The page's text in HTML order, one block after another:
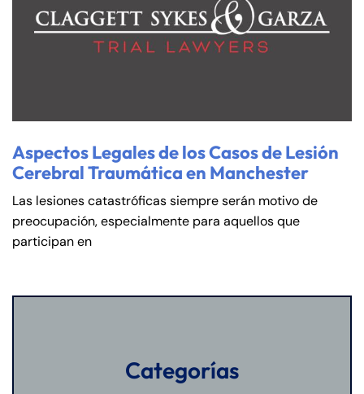
Aspectos Legales de los Casos de Lesión
Cerebral Traumática en Manchester
Las lesiones catastróficas siempre serán motivo de
preocupación, especialmente para aquellos que
participan en
Categorías